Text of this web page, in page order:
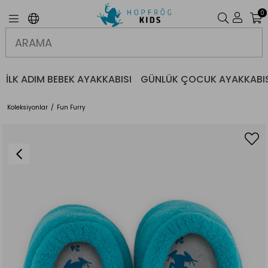
0
İLK ADIM BEBEK AYAKKABISI GÜNLÜK ÇOCUK
Koleksiyonlar Fun Furry